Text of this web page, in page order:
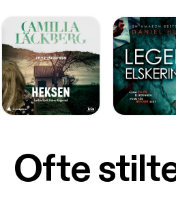
Ofte